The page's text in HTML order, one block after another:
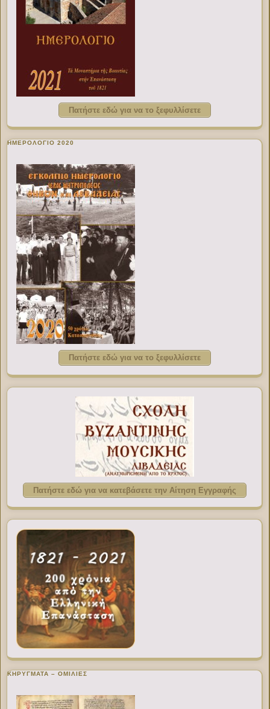
Πατήστε εδώ για να το ξεφυλλίσετε
ΗΜΕΡΟΛΟΓΙΟ 2020
Πατήστε εδώ για να το ξεφυλλίσετε
Πατήστε εδώ για να κατεβάσετε την Αίτηση Εγγραφής
ΚΗΡΥΓΜΑΤΑ – ΟΜΙΛΙΕΣ